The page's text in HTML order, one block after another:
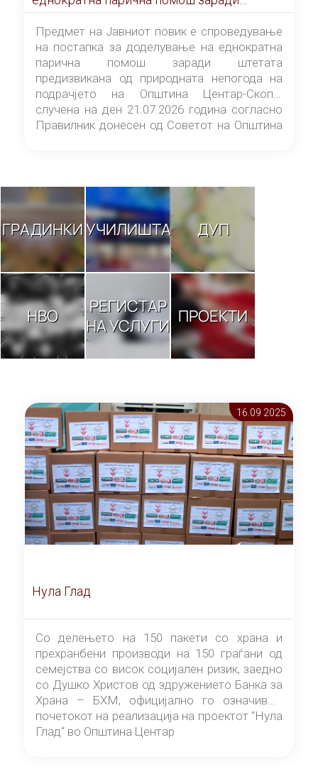
штетата предизвикана од природната
непогода на подрачјето на Општина
Центар-Скопје случена на ден 21.07.2026
година
Предмет на Јавниот повик е спроведување
на постапка за доделување на еднократна
парична помош заради штетата
предизвикана од природната непогода на
подрачјето на Општина Центар-Скопје
случена на ден 21.07.2026 година согласно
Правилник донесен од Советот на Општина
ГРАДИНКИУЧИЛИШТА ДУП
НВО
РЕГИСТАР
НА УСЛУГИ ПРОЕКТИ
16.09 2025
Нула Глад
Со делењето на 150 пакети со храна и
прехранбени производи на 150 граѓани од
семејства со висок социјален ризик, заедно
со Душко Христов од здружението Банка за
Храна – БХМ, официјално го означивме
почетокот на реализација на проектот “Нула
Глад“ во Општина Центар